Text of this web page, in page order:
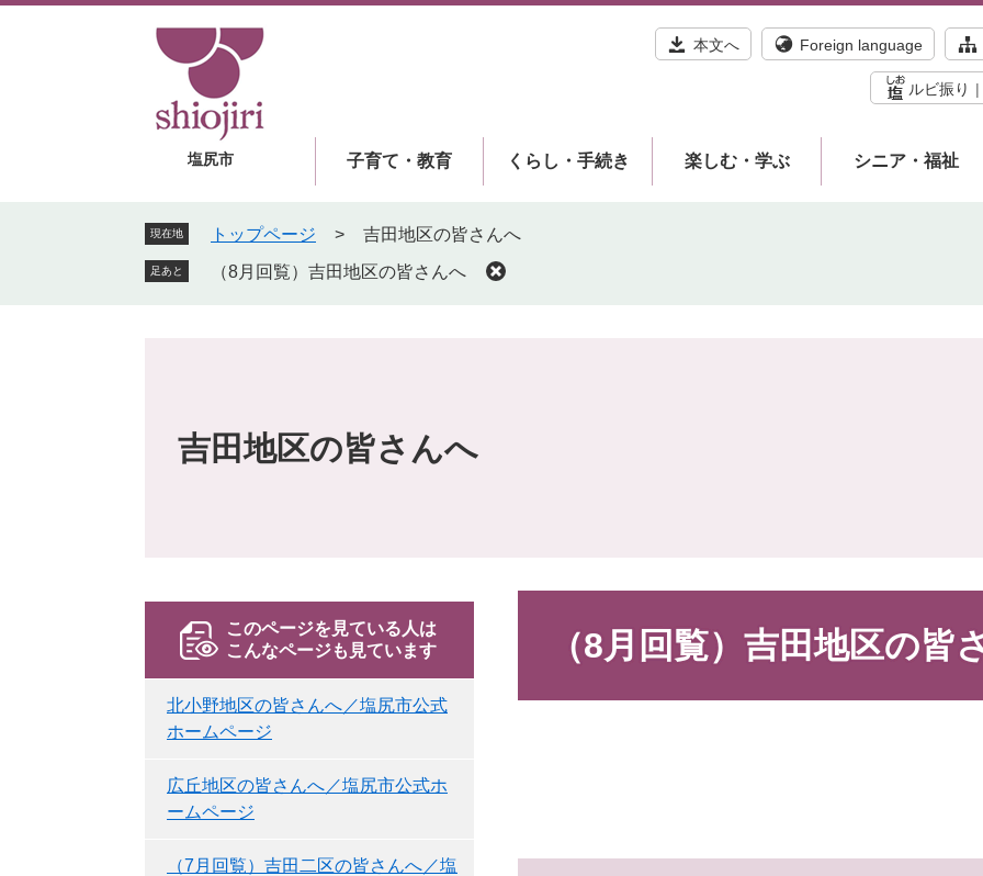
塩尻市
本文へ Foreign language
ルビ振り
子育て・教育 くらし・手続き 楽しむ・学ぶ シニア・福祉
現在地 トップページ > 吉田地区の皆さんへ
足あと （8月回覧）吉田地区の皆さんへ
吉田地区の皆さんへ
（8月回覧）吉田地区の皆
このページを見ている人は
こんなページも見ています
北小野地区の皆さんへ／塩尻市公式
ホームページ
広丘地区の皆さんへ／塩尻市公式ホ
ームページ
（7月回覧）吉田二区の皆さんへ／塩